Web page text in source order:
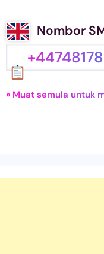
Nombor
» Muat semula untuk